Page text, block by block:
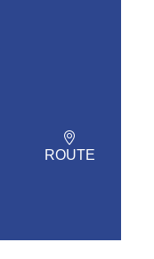
ROUTE